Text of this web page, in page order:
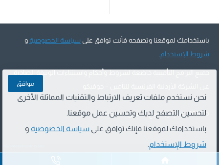
نحن نستخدم ملفات تعريف الارتباط والتقنيات المماثلة الأخرى
لتحسين التصفح لديك وتحسين عمل موقعنا.
باستخدامك لموقعنا فإنك توافق على سياسة الخصوصية و
شروط الإستخدام.
موافق
باستخدامك لموقعنا وتصفحه فأنت توافق على سياسة الخصوصية و
شروط الإستخدام
©2026 جوفيكو, جميع الحقوق محفوظة